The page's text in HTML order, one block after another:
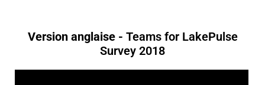
Version anglaise - Teams for LakePulse
Survey 2018